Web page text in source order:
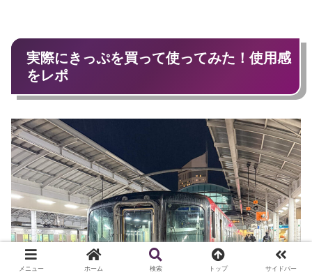
実際にきっぷを買って使ってみた！使用感
をレポ
メニュー ホーム 検索 トップ サイドバー